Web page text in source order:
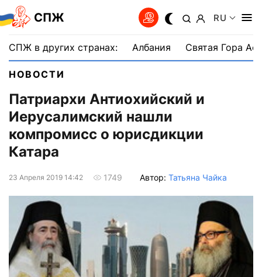
СПЖ RU
СПЖ в других странах: Албания Святая Гора
НОВОСТИ
Патриархи Антиохийский и
Иерусалимский нашли
компромисс о юрисдикции
Катара
23 Апреля 2019 14:42 1749 Автор: Татьяна Чайка